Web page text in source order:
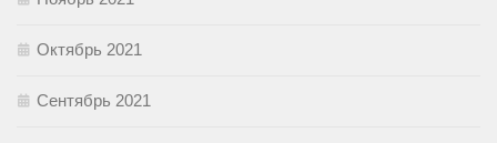
Октябрь 2021
Сентябрь 2021